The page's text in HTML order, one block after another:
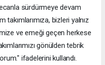
sürdürmeye devam
takımlarımıza, bizleri yalnız
ve emeği geçen herkese
gönülden tebrik
ifadelerini kullandı.